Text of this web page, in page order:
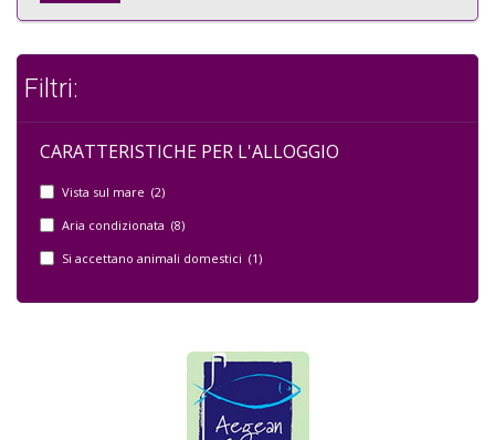
Filtri:
CARATTERISTICHE PER L'ALLOGGIO
Vista sul mare (2)
Aria condizionata (8)
Si accettano animali domestici (1)